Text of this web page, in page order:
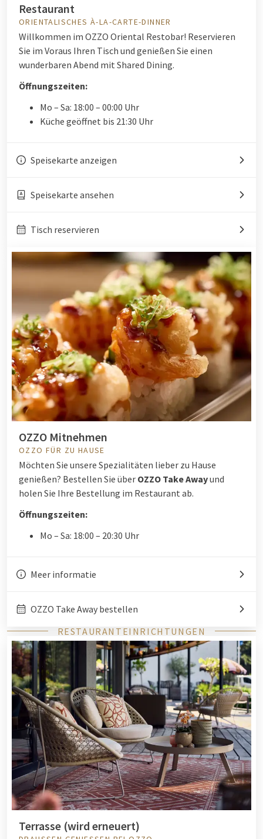
Restaurant
ORIENTALISCHES À-LA-CARTE-DINNER
Willkommen im OZZO Oriental Restobar! Reservieren
Sie im Voraus Ihren Tisch und genießen Sie einen
wunderbaren Abend mit Shared Dining.
Öffnungszeiten:
Mo – Sa: 18:00 – 00:00 Uhr
Küche geöffnet bis 21:30 Uhr
Speisekarte anzeigen
Speisekarte ansehen
Tisch reservieren
OZZO Mitnehmen
OZZO FÜR ZU HAUSE
Möchten Sie unsere Spezialitäten lieber zu Hause
genießen? Bestellen Sie über OZZO Take Awayund
holen Sie Ihre Bestellung im Restaurant ab.
Öffnungszeiten:
Mo – Sa: 18:00 – 20:30 Uhr
Meer informatie
OZZO Take Away bestellen
RESTAURANTEINRICHTUNGEN
Terrasse (wird erneuert)